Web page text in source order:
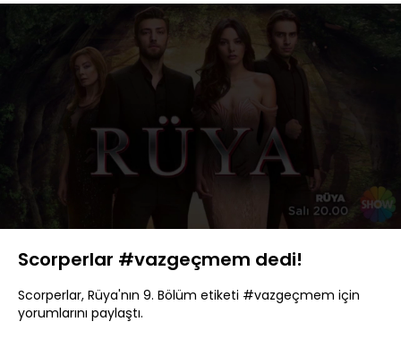
Aç
Oynatma
Hızı
Scorperlar #vazgeçmem dedi!
Scorperlar, Rüya'nın 9. Bölüm etiketi #vazgeçmem için
yorumlarını paylaştı.